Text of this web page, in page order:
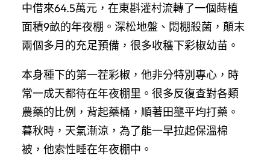
中借來64.5萬元，在東斟灌村流轉了一個蒔植
面積9畝的年夜棚。深松地盤、悶棚殺菌，顛末
兩個多月的充足預備，很多收穫下彩椒幼苗。
本身種下的第一茬彩椒，他非分特別專心，時
常一成天都待在年夜棚里。很多反復查對各類
農藥的比例，背起藥桶，順著田壟平均打藥。
暮秋時，天氣漸涼，為了能一早拉起保溫棉
被，他索性睡在年夜棚中。